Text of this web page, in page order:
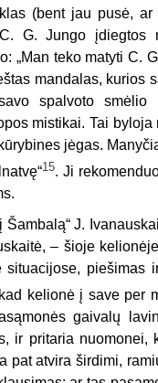
(bent jau pusė,
G. Jungo įdiegtos
„Man teko matyti C.
mandalas, kurios
spalvoto smėlio
mistikai. Tai
jėgas.
15. Ji
J.
– šioje
piešimas
kelionė į save per
gaivalų
ir pritaria nuomonei,
pat atvira širdimi,